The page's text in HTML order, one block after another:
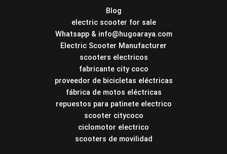
Blog
electric scooter for sale
Whatsapp & info@hugoaraya.com
Electric Scooter Manufacturer
scooters electricos
fabricante city coco
proveedor de bicicletas eléctricas
fábrica de motos eléctricas
repuestos para patinete electrico
scooter citycoco
ciclomotor electrico
scooters de movilidad